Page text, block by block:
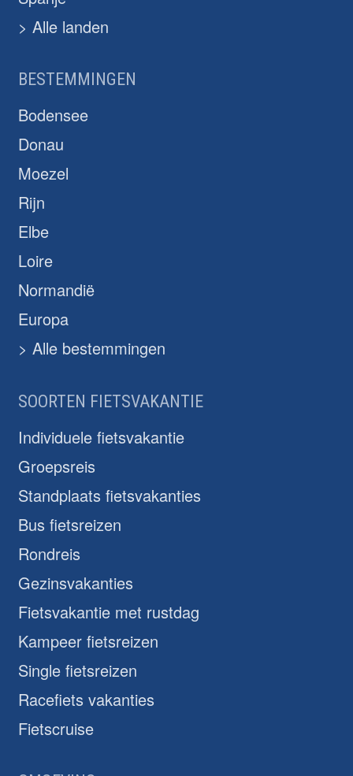
> Alle landen
BESTEMMINGEN
Bodensee
Donau
Moezel
Rijn
Elbe
Loire
Normandië
Europa
> Alle bestemmingen
SOORTEN FIETSVAKANTIE
Individuele fietsvakantie
Groepsreis
Standplaats fietsvakanties
Bus fietsreizen
Rondreis
Gezinsvakanties
Fietsvakantie met rustdag
Kampeer fietsreizen
Single fietsreizen
Racefiets vakanties
Fietscruise